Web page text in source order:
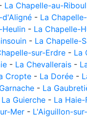
La Chapelle-au-Riboul
d'Aligné - La
Heulin - La Chapelle-
- La Chapelle-
sur-Erdre - La
- La Chevallerais -
Cropte - La Dorée -
- La
La Guierche - La Haie-
Mer - L'Aiguillon-